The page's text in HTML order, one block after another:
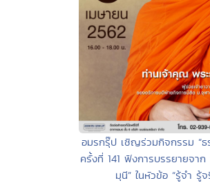
อมรกรุ๊ป เชิญร่วมกิจกรรม “ธร
ครั้งที่ 141 ฟังการบรรยายจาก
มุนี” ในหัวข้อ “รู้จำ รู้จ